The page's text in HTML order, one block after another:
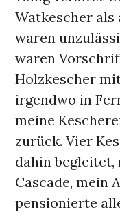
Watkescher als
waren
waren
Holzkescher
irgendwo in
meine
zurück. Vier
dahin begleitet,
Cascade, mein
pensionierte